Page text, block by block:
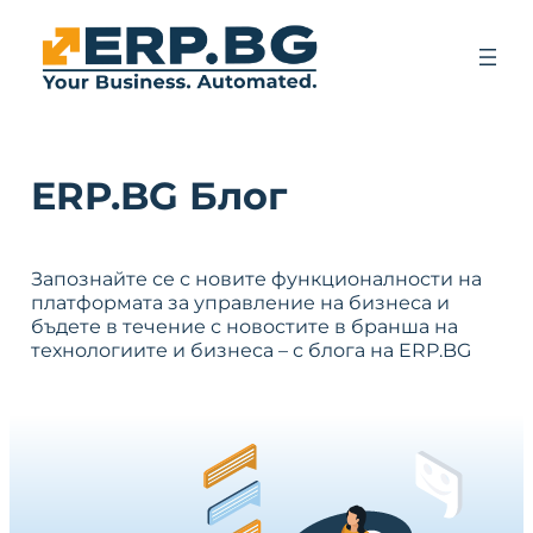
ERP.BG Блог
Запознайте се с новите функционалности на
платформата за управление на бизнеса и
бъдете в течение с новостите в бранша на
технологиите и бизнеса – с блога на ERP.BG